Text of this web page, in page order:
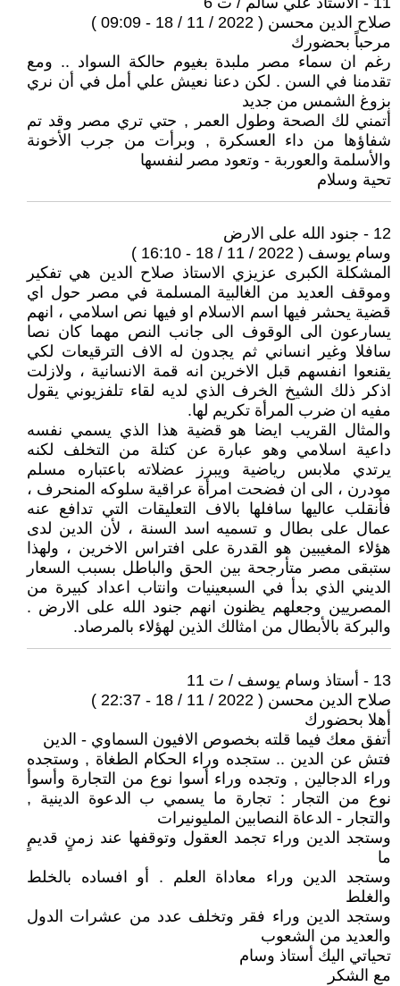
صلاح الدين محسن ( 2022 / 11 / 18 - 09:09 )
مرحباً بحضورك
رغم ان سماء مصر ملبدة بغيوم حالكة السواد .. ومع
تقدمنا في السن . لكن دعنا نعيش علي أمل في أن نري
بزوغ الشمس من جديد
أتمني لك الصحة وطول العمر , حتي تري مصر وقد تم
شفاؤها من داء العسكرة , وبرأت من جرب الأخونة
والأسلمة والعوربة - وتعود مصر لنفسها
تحية وسلام
12 - جنود الله على الارض
وسام يوسف ( 2022 / 11 / 18 - 16:10 )
المشكلة الكبرى عزيزي الاستاذ صلاح الدين هي تفكير
وموقف العديد من الغالبية المسلمة في مصر حول اي
قضية يحشر فيها اسم الاسلام او فيها نص اسلامي ، انهم
يسارعون الى الوقوف الى جانب النص مهما كان نصا
سافلا وغير انساني ثم يجدون له الاف الترقيعات لكي
يقنعوا انفسهم قبل الاخرين انه قمة الانسانية ، ولازلت
اذكر ذلك الشيخ الخرف الذي لديه لقاء تلفزيوني يقول
مفيه ان ضرب المرأة تكريم لها.
والمثال القريب ايضا هو قضية هذا الذي يسمي نفسه
داعية اسلامي وهو عبارة عن كتلة من التخلف لكنه
يرتدي ملابس رياضية ويبرز عضلاته باعتباره مسلم
مودرن ، الى ان فضحت امرأة عراقية سلوكه المنحرف ،
فأنقلب عاليها سافلها بالاف التعليقات التي تدافع عنه
عمال على بطال و تسميه اسد السنة ، لأن الدين لدى
هؤلاء المغيبين هو القدرة على افتراس الاخرين ، ولهذا
ستبقى مصر متأرجحة بين الحق والباطل بسبب السعار
الديني الذي بدأ في السبعينيات وانتاب اعداد كبيرة من
المصريين وجعلهم يظنون انهم جنود الله على الارض .
والبركة بالأبطال من امثالك الذين لهؤلاء بالمرصاد.
13 - أستاذ وسام يوسف / ت 11
صلاح الدين محسن ( 2022 / 11 / 18 - 22:37 )
أهلا بحضورك
أتفق معك فيما قلته بخصوص الافيون السماوي - الدين
فتش عن الدين .. ستجده وراء الحكام الطغاة , وستجده
وراء الدجالين , وتجده وراء أسوا نوع من التجارة وأسوأ
نوع من التجار : تجارة ما يسمي ب الدعوة الدينية ,
والتجار - الدعاة النصابين المليونيرات
وستجد الدين وراء تجمد العقول وتوقفها عند زمنٍ قديمٍ
ما
وستجد الدين وراء معاداة العلم . أو افساده بالخلط
والغلط
وستجد الدين وراء فقر وتخلف عدد من عشرات الدول
والعديد من الشعوب
تحياتي اليك أستاذ وسام
مع الشكر